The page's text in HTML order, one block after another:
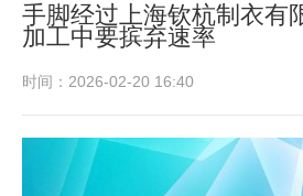
手脚经过上海钦杭制衣有
加工中要摈弃速率
时间：2026-02-20 16:40